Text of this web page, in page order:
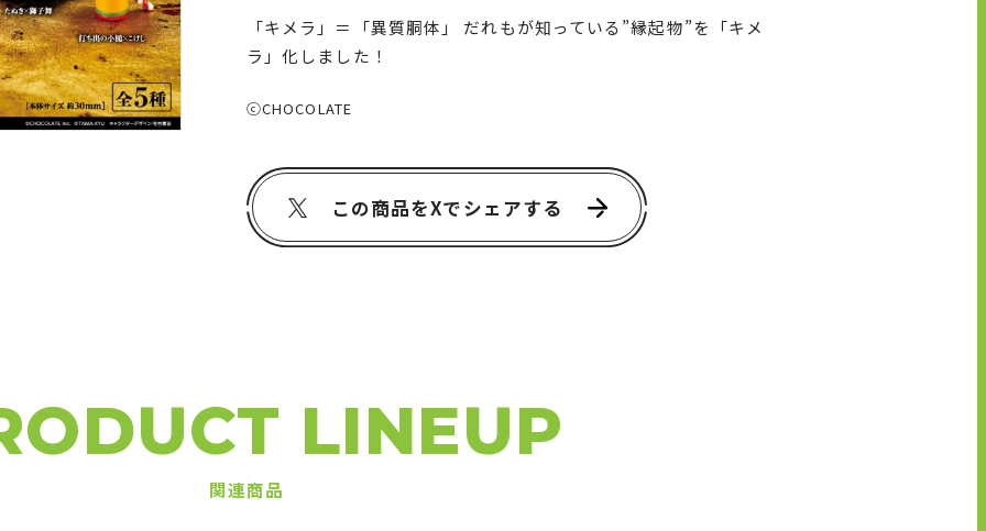
「キメラ」＝「異質胴体」 だれもが知っている”縁起物”を「キメ
ラ」化しました！
ⓒCHOCOLATE
この商品をXでシェアする
LINEUP
関連商品